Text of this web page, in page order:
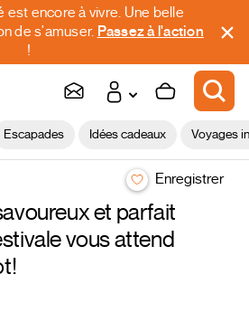
est encore à vivre. Une belle
de s'amuser. Passez à l'action
!
Escapades Idées cadeaux Voyages
Enregistrer
et parfait
vous attend